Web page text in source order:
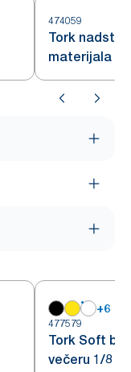
474059
Tork
materijala
+6
477579
Tork Soft
večeru 1/8